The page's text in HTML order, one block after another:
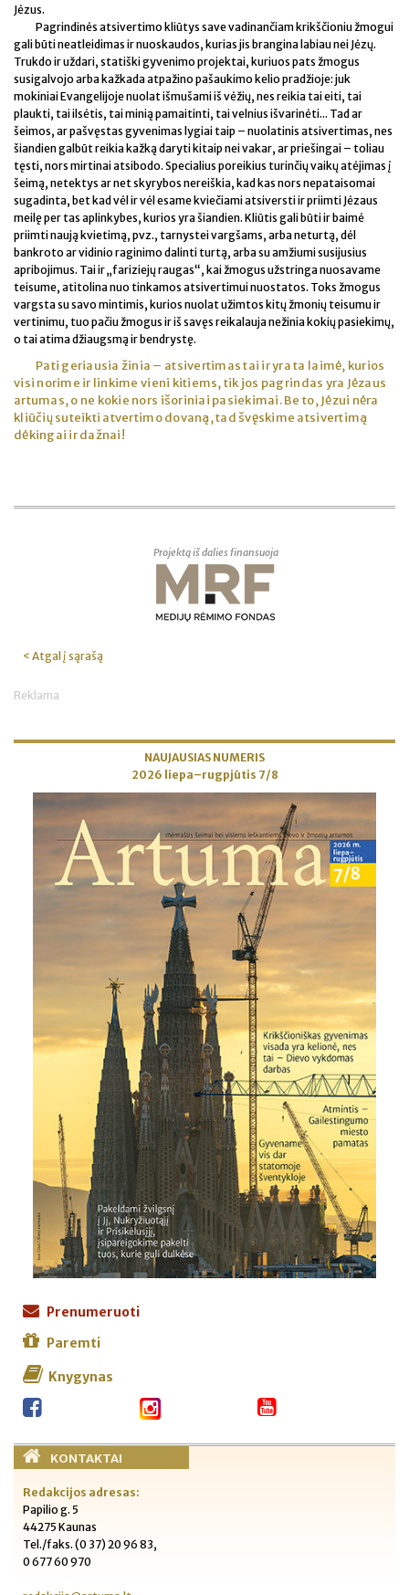
Jėzus.
Pagrindinės atsivertimo kliūtys save vadinančiam krikščioniu žmogui
gali būti neatleidimas ir nuoskaudos, kurias jis brangina labiau nei Jėzų.
Trukdo ir uždari, statiški gyvenimo projektai, kuriuos pats žmogus
susigalvojo arba kažkada atpažino pašaukimo kelio pradžioje: juk
mokiniai Evangelijoje nuolat išmušami iš vėžių, nes reikia tai eiti, tai
plaukti, tai ilsėtis, tai minią pamaitinti, tai velnius išvarinėti... Tad ar
šeimos, ar pašvęstas gyvenimas lygiai taip – nuolatinis atsivertimas, nes
šiandien galbūt reikia kažką daryti kitaip nei vakar, ar priešingai – toliau
tęsti, nors mirtinai atsibodo. Specialius poreikius turinčių vaikų atėjimas į
šeimą, netektys ar net skyrybos nereiškia, kad kas nors nepataisomai
sugadinta, bet kad vėl ir vėl esame kviečiami atsiversti ir priimti Jėzaus
meilę per tas aplinkybes, kurios yra šiandien. Kliūtis gali būti ir baimė
priimti naują kvietimą, pvz., tarnystei vargšams, arba neturtą, dėl
bankroto ar vidinio raginimo dalinti turtą, arba su amžiumi susijusius
apribojimus. Tai ir „fariziejų raugas“, kai žmogus užstringa nuosavame
teisume, atitolina nuo tinkamos atsivertimui nuostatos. Toks žmogus
vargsta su savo mintimis, kurios nuolat užimtos kitų žmonių teisumu ir
vertinimu, tuo pačiu žmogus ir iš savęs reikalauja nežinia kokių pasiekimų,
o tai atima džiaugsmą ir bendrystę.
Pati geriausia žinia – atsivertimas tai ir yra ta laimė, kurios
visi norime ir linkime vieni kitiems, tik jos pagrindas yra Jėzaus
artumas, o ne kokie nors išoriniai pasiekimai. Be to, Jėzui nėra
kliūčių suteikti atvertimo dovaną, tad švęskime atsivertimą
dėkingai ir dažnai!
Projektą iš dalies finansuoja
< Atgal į sąrašą
Reklama
NAUJAUSIAS NUMERIS
2026 liepa–rugpjūtis 7/8
Prenumeruoti
Paremti
Knygynas
KONTAKTAI
Redakcijos adresas:
Papilio g. 5
44275 Kaunas
Tel./faks. (0 37) 20 96 83,
0 677 60 970